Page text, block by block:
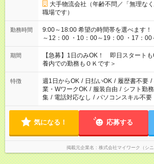
大手物流会社（年齢不問／「無理な
職場です）
勤務時間
9:00～18:00 希望の時間帯を選べます！ ＜シフト例＞ ・8：30
～12：00 ・10：00～19：00 ・17：
22：00 ・22：00～翌6：00 など
期間
【急募】1日のみOK！ 即日スタート
養内での勤務もＯＫです＞
特徴 週1日からOK / 日払いOK / 履歴書不要 /
業・WワークOK / 服装自由 / シフト勤務
集 / 電話対応なし / パソコンスキル不要
気になる！ 応募する
掲載元企業名 株式会社マイワーク（シニ